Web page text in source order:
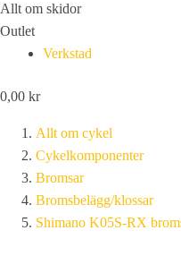
Allt om skidor
Outlet
Verkstad
0,00 kr
Allt om cykel
Cykelkomponenter
Bromsar
Bromsbelägg/klossar
Shimano K05S-RX